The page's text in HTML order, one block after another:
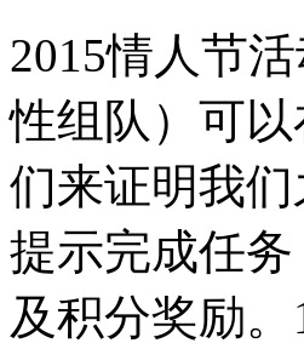
2015情人节
性组队）可
们来证明我
提示完成任
及积分奖励